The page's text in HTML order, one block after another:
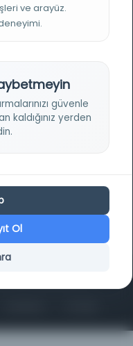
ve arayüz.
güvenle
kaldığınız yerden
Ol